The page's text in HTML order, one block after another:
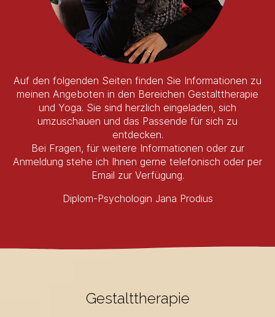
Kontakt
Kontaktformular
Auf den folgenden Seiten finden Sie Informationen zu
meinen Angeboten in den Bereichen Gestalttherapie
und Yoga. Sie sind herzlich eingeladen, sich
umzuschauen und das Passende für sich zu
entdecken.
Bei Fragen, für weitere Informationen oder zur
Anmeldung stehe ich Ihnen gerne telefonisch oder per
Email zur Verfügung.
Diplom-Psychologin Jana Prodius
Gestalttherapie